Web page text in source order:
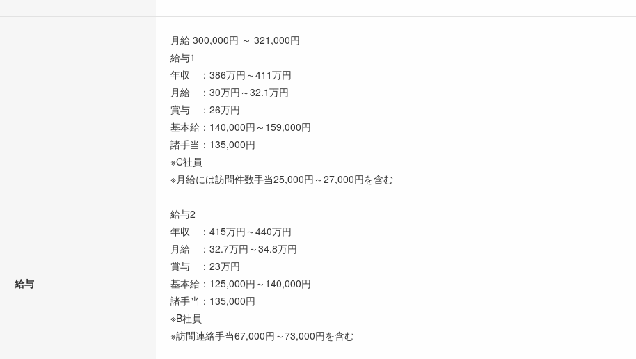
給与
月給 300,000円 ～ 321,000円
給与1
年収 ：386万円～411万円
月給 ：30万円～32.1万円
賞与 ：26万円
基本給：140,000円～159,000円
諸手当：135,000円
※C社員
※月給には訪問件数手当25,000円～27,000円を含む
給与2
年収 ：415万円～440万円
月給 ：32.7万円～34.8万円
賞与 ：23万円
基本給：125,000円～140,000円
諸手当：135,000円
※B社員
※訪問連絡手当67,000円～73,000円を含む